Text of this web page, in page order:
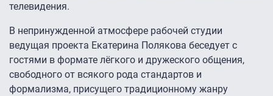
телевидения.
В непринужденной атмосфере рабочей студии
ведущая проекта Екатерина Полякова беседует с
гостями в формате лёгкого и дружеского общения,
свободного от всякого рода стандартов и
формализма, присущего традиционному жанру